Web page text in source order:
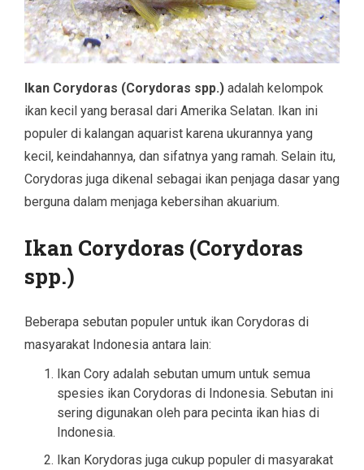
Ikan Corydoras (Corydoras spp.) adalah kelompok
ikan kecil yang berasal dari Amerika Selatan. Ikan ini
populer di kalangan aquarist karena ukurannya yang
kecil, keindahannya, dan sifatnya yang ramah. Selain itu,
Corydoras juga dikenal sebagai ikan penjaga dasar yang
berguna dalam menjaga kebersihan akuarium.
Ikan Corydoras (Corydoras
spp.)
Beberapa sebutan populer untuk ikan Corydoras di
masyarakat Indonesia antara lain:
Ikan Cory adalah sebutan umum untuk semua
spesies ikan Corydoras di Indonesia. Sebutan ini
sering digunakan oleh para pecinta ikan hias di
Indonesia.
Ikan Korydoras juga cukup populer di masyarakat